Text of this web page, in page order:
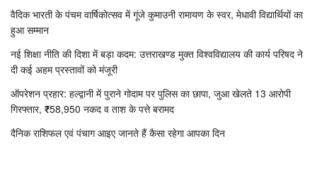
वैदिक भारती के पंचम वार्षिकोत्सव में गूंजे कुमाउनी रामायण के स्वर, मेधावी विद्यार्थियों का
हुआ सम्मान
नई शिक्षा नीति की दिशा में बड़ा कदम: उत्तराखण्ड मुक्त विश्वविद्यालय की कार्य परिषद ने
दी कई अहम प्रस्तावों को मंजूरी
ऑपरेशन प्रहार: हल्द्वानी में पुराने गोदाम पर पुलिस का छापा, जुआ खेलते 13 आरोपी
गिरफ्तार, ₹58,950 नकद व ताश के पत्ते बरामद
दैनिक राशिफल एवं पंचाग आइए जानते हैं कैसा रहेगा आपका दिन